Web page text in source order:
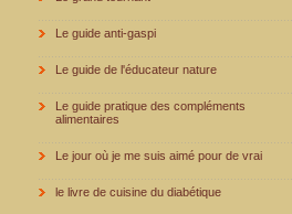
Le guide anti-gaspi
Le guide de l'éducateur nature
Le guide pratique des compléments
alimentaires
Le jour où je me suis aimé pour de vrai
le livre de cuisine du diabétique